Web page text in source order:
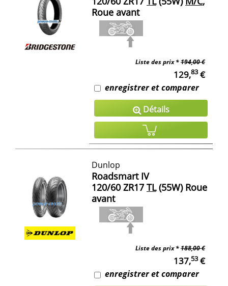
Roue avant
Liste des prix *194,00 €
129,83€
enregistrer et comparer
Détails
Dunlop
Roadsmart IV
120/60 ZR17 TL(55W) Roue
avant
Liste des prix *188,00 €
137,53€
enregistrer et comparer